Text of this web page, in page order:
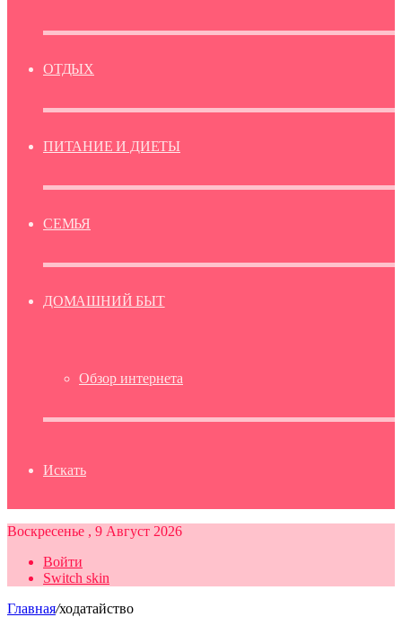
ОТДЫХ
ПИТАНИЕ И ДИЕТЫ
СЕМЬЯ
ДОМАШНИЙ БЫТ
Обзор интернета
Искать
Воскресенье , 9 Август 2026
Войти
Switch skin
Главная/ходатайство